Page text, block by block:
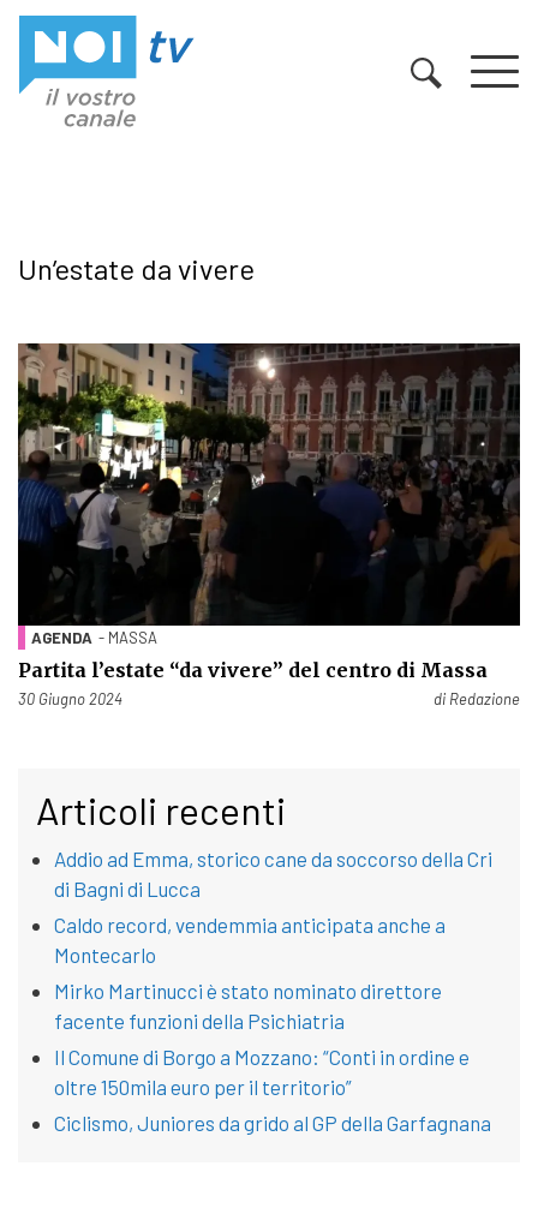
Un’estate da vivere
AGENDA - MASSA
Partita l’estate “da vivere” del centro di Massa
Pubblicato il
30 Giugno 2024 di Redazione
Articoli recenti
Addio ad Emma, storico cane da soccorso della Cri
di Bagni di Lucca
Caldo record, vendemmia anticipata anche a
Montecarlo
Mirko Martinucci è stato nominato direttore
facente funzioni della Psichiatria
Il Comune di Borgo a Mozzano: “Conti in ordine e
oltre 150mila euro per il territorio”
Ciclismo, Juniores da grido al GP della Garfagnana